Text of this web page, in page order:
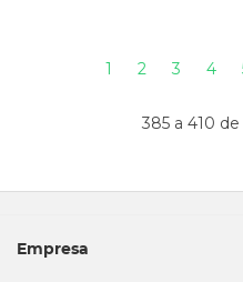
1 2 3 4
385 a 410
Empresa